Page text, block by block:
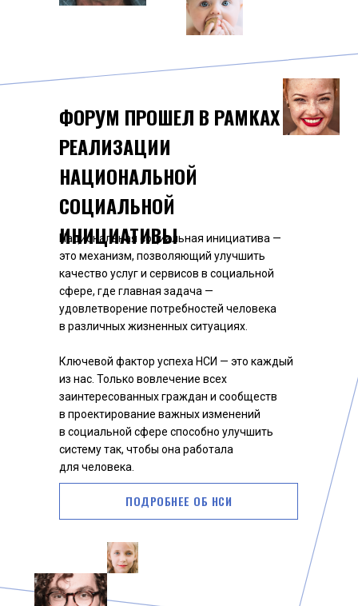
Национальная социальная инициатива —
это механизм, позволяющий улучшить
качество услуг и сервисов в социальной
сфере, где главная задача —
удовлетворение потребностей человека
в различных жизненных ситуациях.
Ключевой фактор успеха НСИ — это каждый
из нас. Только вовлечение всех
заинтересованных граждан и сообществ
в проектирование важных изменений
в социальной сфере способно улучшить
систему так, чтобы она работала
для человека.
ФОРУМ ПРОШЕЛ В РАМКАХ
РЕАЛИЗАЦИИ
НАЦИОНАЛЬНОЙ
СОЦИАЛЬНОЙ
ИНИЦИАТИВЫ
ПОДРОБНЕЕ ОБ НСИ